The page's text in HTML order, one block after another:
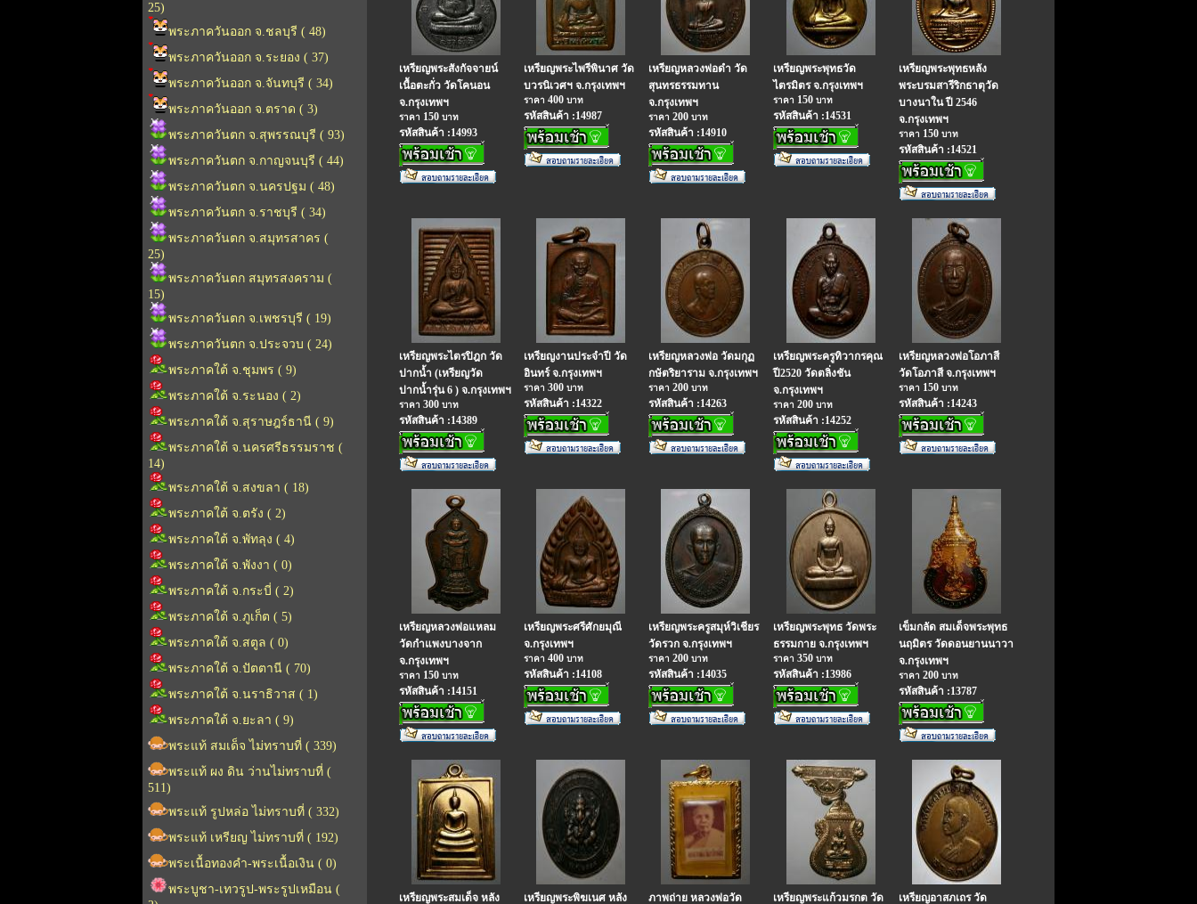
25)
พระภาควันออก จ.ชลบุรี ( 48)
พระภาควันออก จ.ระยอง ( 37)
พระภาควันออก จ.จันทบุรี ( 34)
พระภาควันออก จ.ตราด ( 3)
พระภาควันตก จ.สุพรรณบุรี ( 93)
พระภาควันตก จ.กาญจนบุรี ( 44)
พระภาควันตก จ.นครปฐม ( 48)
พระภาควันตก จ.ราชบุรี ( 34)
พระภาควันตก จ.สมุทรสาคร (
25)
พระภาควันตก สมุทรสงคราม (
15)
พระภาควันตก จ.เพชรบุรี ( 19)
พระภาควันตก จ.ประจวบ ( 24)
พระภาคใต้ จ.ชุมพร ( 9)
พระภาคใต้ จ.ระนอง ( 2)
พระภาคใต้ จ.สุราษฎร์ธานี ( 9)
พระภาคใต้ จ.นครศรีธรรมราช (
14)
พระภาคใต้ จ.สงขลา ( 18)
พระภาคใต้ จ.ตรัง ( 2)
พระภาคใต้ จ.พัทลุง ( 4)
พระภาคใต้ จ.พังงา ( 0)
พระภาคใต้ จ.กระบี่ ( 2)
พระภาคใต้ จ.ภูเก็ต ( 5)
พระภาคใต้ จ.สตูล ( 0)
พระภาคใต้ จ.ปัตตานี ( 70)
พระภาคใต้ จ.นราธิวาส ( 1)
พระภาคใต้ จ.ยะลา ( 9)
พระแท้ สมเด็จ ไม่ทราบที่ ( 339)
พระแท้ ผง ดิน ว่านไม่ทราบที่ (
511)
พระแท้ รูปหล่อ ไม่ทราบที่ ( 332)
พระแท้ เหรียญ ไม่ทราบที่ ( 192)
พระเนื้อทองคำ-พระเนื้อเงิน ( 0)
พระบูชา-เทวรูป-พระรูปเหมือน (
เหรียญพระสังกัจจายน์
เนื้อตะกั่ว วัดโคนอน
จ.กรุงเทพฯ
ราคา 150 บาท
รหัสสินค้า :14993
เหรียญพระไพรีพินาศ วัด
บวรนิเวศฯ จ.กรุงเทพฯ
ราคา 400 บาท
รหัสสินค้า :14987
เหรียญหลวงพ่อดำ วัด
สุนทรธรรมทาน
จ.กรุงเทพฯ
ราคา 200 บาท
รหัสสินค้า :14910
เหรียญพระพุทธวัด
ไตรมิตร จ.กรุงเทพฯ
ราคา 150 บาท
รหัสสินค้า :14531
เหรียญพระพุทธหลัง
พระบรมสารีริกธาตุวัด
บางนาใน ปี 2546
จ.กรุงเทพฯ
ราคา 150 บาท
รหัสสินค้า :14521
เหรียญพระไตรปิฎก วัด
ปากน้ำ (เหรียญวัด
ปากน้ำรุ่น 6 ) จ.กรุงเทพฯ
ราคา 300 บาท
รหัสสินค้า :14389
เหรียญงานประจำปี วัด
อินทร์ จ.กรุงเทพฯ
ราคา 300 บาท
รหัสสินค้า :14322
เหรียญหลวงพ่อ วัดมกุฏ
กษัตริยาราม จ.กรุงเทพฯ
ราคา 200 บาท
รหัสสินค้า :14263
เหรียญพระครูทิวากรคุณ
ปี2520 วัดตลิ่งชัน
จ.กรุงเทพฯ
ราคา 200 บาท
รหัสสินค้า :14252
เหรียญหลวงพ่อโอภาสี
วัดโอภาสี จ.กรุงเทพฯ
ราคา 150 บาท
รหัสสินค้า :14243
เหรียญหลวงพ่อแหลม
วัดกำแพงบางจาก
จ.กรุงเทพฯ
ราคา 150 บาท
รหัสสินค้า :14151
เหรียญพระศรีศักยมุณี
จ.กรุงเทพฯ
ราคา 400 บาท
รหัสสินค้า :14108
เหรียญพระครูสมุห์วิเชียร
วัดรวก จ.กรุงเทพฯ
ราคา 200 บาท
รหัสสินค้า :14035
เหรียญพระพุทธ วัดพระ
ธรรมกาย จ.กรุงเทพฯ
ราคา 350 บาท
รหัสสินค้า :13986
เข็มกลัด สมเด็จพระพุทธ
นฤมิตร วัดดอนยานนาวา
จ.กรุงเทพฯ
ราคา 200 บาท
รหัสสินค้า :13787
เหรียญพระสมเด็จ หลัง เหรียญพระพิฆเนศ หลัง ภาพถ่าย หลวงพ่อวัด เหรียญพระแก้วมรกต วัด เหรียญอาสภเถร วัด